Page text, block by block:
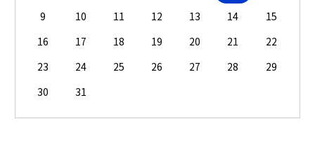
9
10 11 12 13 14
15
16
17 18 19 20 21
22
23
24 25 26 27 28
29
30
31